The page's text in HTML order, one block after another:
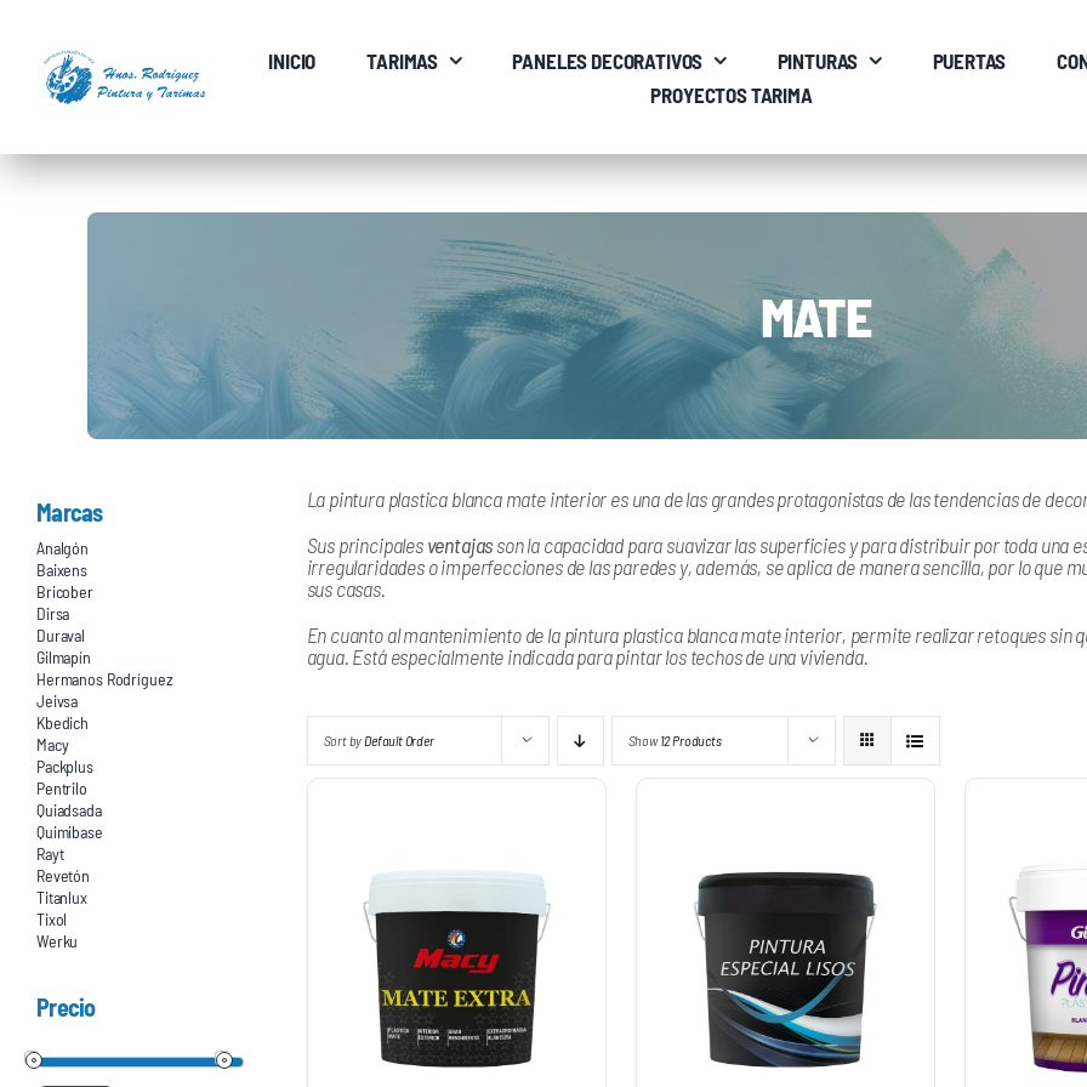
contenido
INICIO TARIMAS PANELES DECORATIVOS PINTURAS PUERTAS
PROYECTOS TARIMA
MATE
Marcas
Analgón
Baixens
Bricober
Dirsa
Duraval
Gilmapín
Hermanos Rodríguez
Jeivsa
Kbedich
Macy
Packplus
Pentrilo
Quiadsada
Quimibase
Rayt
Revetón
Titanlux
Tixol
Werku
Precio
La pintura plastica blanca mate interior es una de las grandes protagonistas de las tendencias de
Sus principalesventajasson la capacidad para suavizar las superficies y para distribuir por toda una
irregularidades o imperfecciones de las paredes y, además, se aplica de manera sencilla, por lo que
sus casas.
En cuanto al mantenimiento de la pintura plastica blanca mate interior, permite realizar retoques sin
agua. Está especialmente indicada para pintar los techos de una vivienda.
Sort by Default Order Show12 Products